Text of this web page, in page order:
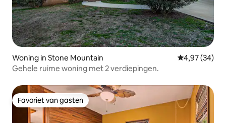
Woning in Stone Mountain Gemiddelde
4,97 (34)
Gehele ruime woning met 2 verdiepingen.
Favoriet van gasten
Favoriet van gasten